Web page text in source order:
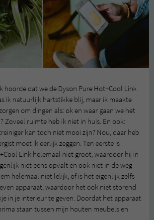
hoorde dat we de Dyson Pure Hot+Cool Link
ik natuurlijk hartstikke blij, maar ik maakte
om dingen als: ok en waar gaan we het
Zoveel ruimte heb ik niet in huis. En ook:
kan toch niet mooi zijn? Nou, daar heb
moet ik eerlijk zeggen. Ten eerste is
Link helemaal niet groot, waardoor hij in
niet eens opvalt en ook niet in de weg
helemaal niet lelijk, of is het eigenlijk zelfs
apparaat, waardoor het ook niet storend
in je interieur te geven. Doordat het apparaat
staan tussen mijn houten meubels en